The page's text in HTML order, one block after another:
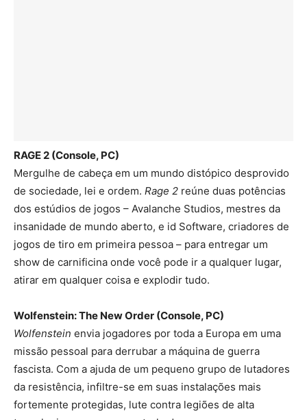
RAGE 2 (Console, PC)
Mergulhe de cabeça em um mundo distópico desprovido
de sociedade, lei e ordem. Rage 2 reúne duas potências
dos estúdios de jogos – Avalanche Studios, mestres da
insanidade de mundo aberto, e id Software, criadores de
jogos de tiro em primeira pessoa – para entregar um
show de carnificina onde você pode ir a qualquer lugar,
atirar em qualquer coisa e explodir tudo.
Wolfenstein: The New Order (Console, PC)
Wolfenstein envia jogadores por toda a Europa em uma
missão pessoal para derrubar a máquina de guerra
fascista. Com a ajuda de um pequeno grupo de lutadores
da resistência, infiltre-se em suas instalações mais
fortemente protegidas, lute contra legiões de alta